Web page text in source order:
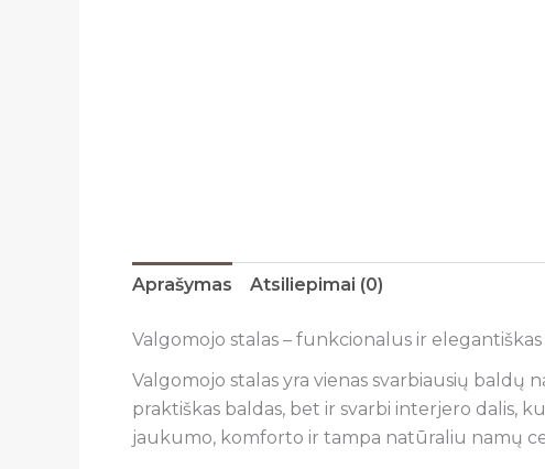
Aprašymas Atsiliepimai (0)
Valgomojo stalas – funkcionalus ir
Valgomojo stalas yra vienas svarbiausių baldų
praktiškas baldas, bet ir svarbi interjero dalis,
jaukumo, komforto ir tampa natūraliu namų